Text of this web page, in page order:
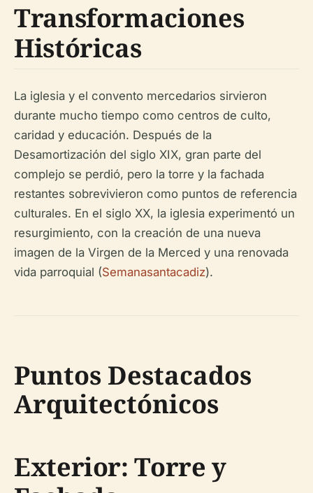
Transformaciones
Históricas
La iglesia y el convento mercedarios sirvieron
durante mucho tiempo como centros de culto,
caridad y educación. Después de la
Desamortización del siglo XIX, gran parte del
complejo se perdió, pero la torre y la fachada
restantes sobrevivieron como puntos de referencia
culturales. En el siglo XX, la iglesia experimentó un
resurgimiento, con la creación de una nueva
imagen de la Virgen de la Merced y una renovada
vida parroquial (Semanasantacadiz).
Puntos Destacados
Arquitectónicos
Exterior: Torre y